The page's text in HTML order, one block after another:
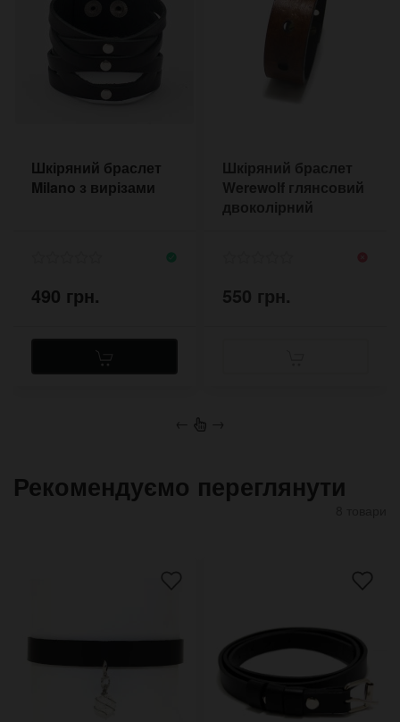
Шкіряний браслет
Milano з вирізами
490 грн.
Шкіряний браслет
Werewolf глянсовий
двоколірний
550 грн.
← →
Рекомендуємо переглянути